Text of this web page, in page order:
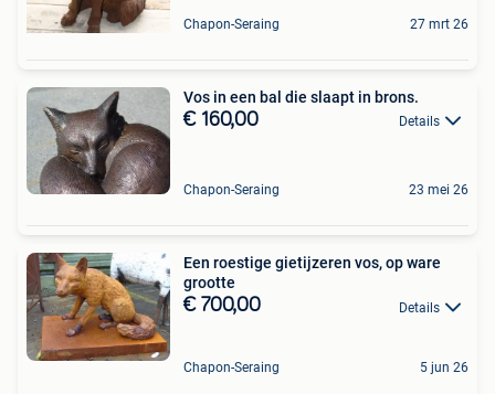
Chapon-Seraing 27 mrt 26
Vos in een bal die slaapt in brons.
€ 160,00 Details
Chapon-Seraing 23 mei 26
Een roestige gietijzeren vos, op ware
grootte
€ 700,00 Details
Chapon-Seraing 5 jun 26